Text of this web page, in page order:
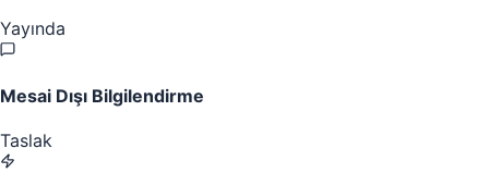
Yayında
Mesai Dışı Bilgilendirme
Taslak